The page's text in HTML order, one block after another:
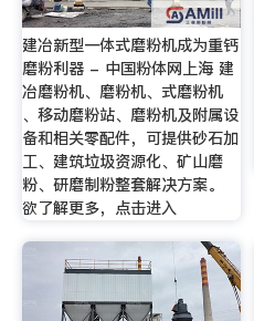
建冶新型一体式磨粉机成为重钙
磨粉利器 - 中国粉体网上海 建
冶磨粉机、磨粉机、式磨粉机
、移动磨粉站、磨粉机及附属设
备和相关零配件，可提供砂石加
工、建筑垃圾资源化、矿山磨
粉、研磨制粉整套解决方案。
欲了解更多，点击进入